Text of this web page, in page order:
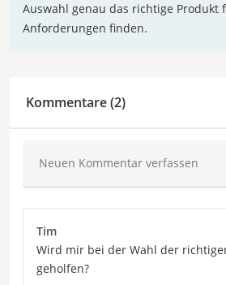
Auswahl genau das richtige Produkt
Anforderungen finden.
Kommentare (2)
Neuen Kommentar verfassen
Tim
Wird mir bei der Wahl der
geholfen?